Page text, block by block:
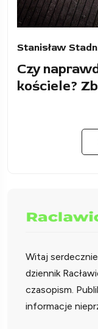
Stanisław
Czy
kościele?
Witaj
dziennik
czasopism.
informacje